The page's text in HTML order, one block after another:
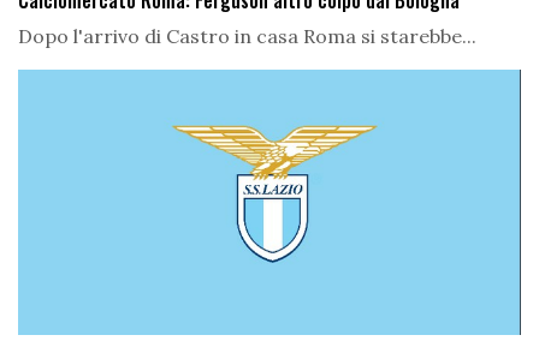
Dopo l'arrivo di Castro in casa Roma si starebbe...